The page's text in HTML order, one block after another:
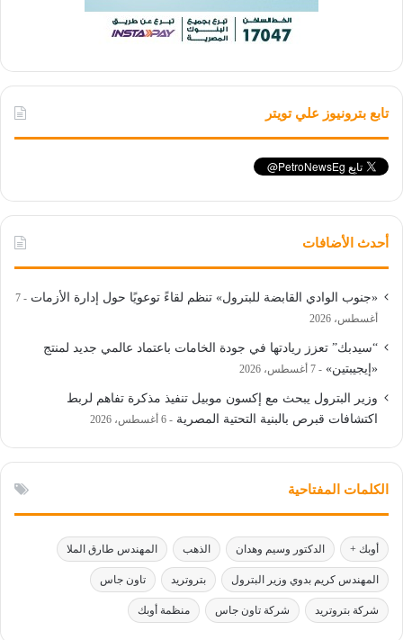
تابع بترونيوز علي تويتر
أحدث الأضافات
«جنوب الوادي القابضة للبترول» تنظم لقاءً توعويًا حول إدارة الأزمات
7
أغسطس، 2026
“سيدبك” تعزز ريادتها في جودة الخامات باعتماد عالمي جديد لمنتج
«إيجيبتين»
7 أغسطس، 2026
وزير البترول يبحث مع إكسون موبيل تنفيذ مذكرة تفاهم لربط
اكتشافات قبرص بالبنية التحتية المصرية
6 أغسطس، 2026
الكلمات المفتاحية
أوبك + الدكتور وسيم وهدان الذهب المهندس طارق الملا
المهندس كريم بدوي وزير البترول بتروتريد تاون جاس
شركة بتروتريد شركة تاون جاس منظمة أوبك